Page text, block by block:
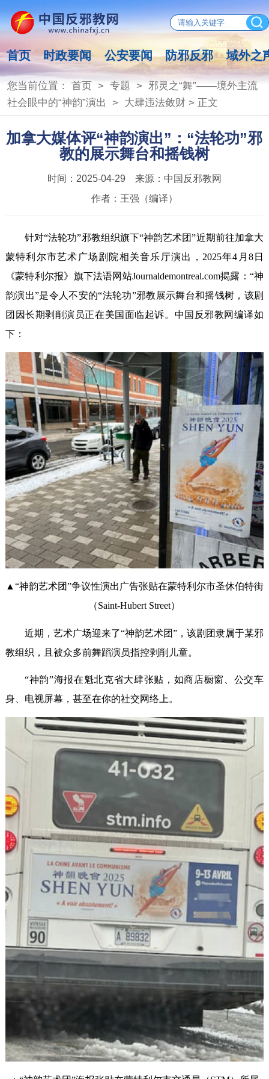
首页 时政要闻 公安要闻 防邪反邪 域外之
您当前位置： 首页> 专题 > 邪灵之“舞”——境外主流
社会眼中的“神韵”演出
> 大肆违法敛财> 正文
加拿大媒体评“神韵演出”：“法轮功”邪
教的展示舞台和摇钱树
时间： 2025-04-29 来源： 中国反邪教网
作者： 王强（编译）
针对“法轮功”邪教组织旗下“神韵艺术团”近期前往加拿大
蒙特利尔市艺术广场剧院相关音乐厅演出，2025年4月8日
《蒙特利尔报》旗下法语网站Journaldemontreal.com揭露：“神
韵演出”是令人不安的“法轮功”邪教展示舞台和摇钱树，该剧
团因长期剥削演员正在美国面临起诉。中国反邪教网编译如
下：
▲“神韵艺术团”争议性演出广告张贴在蒙特利尔市圣休伯特街
（Saint-Hubert Street）
近期，艺术广场迎来了“神韵艺术团”，该剧团隶属于某邪
教组织，且被众多前舞蹈演员指控剥削儿童。
“神韵”海报在魁北克省大肆张贴，如商店橱窗、公交车
身、电视屏幕，甚至在你的社交网络上。